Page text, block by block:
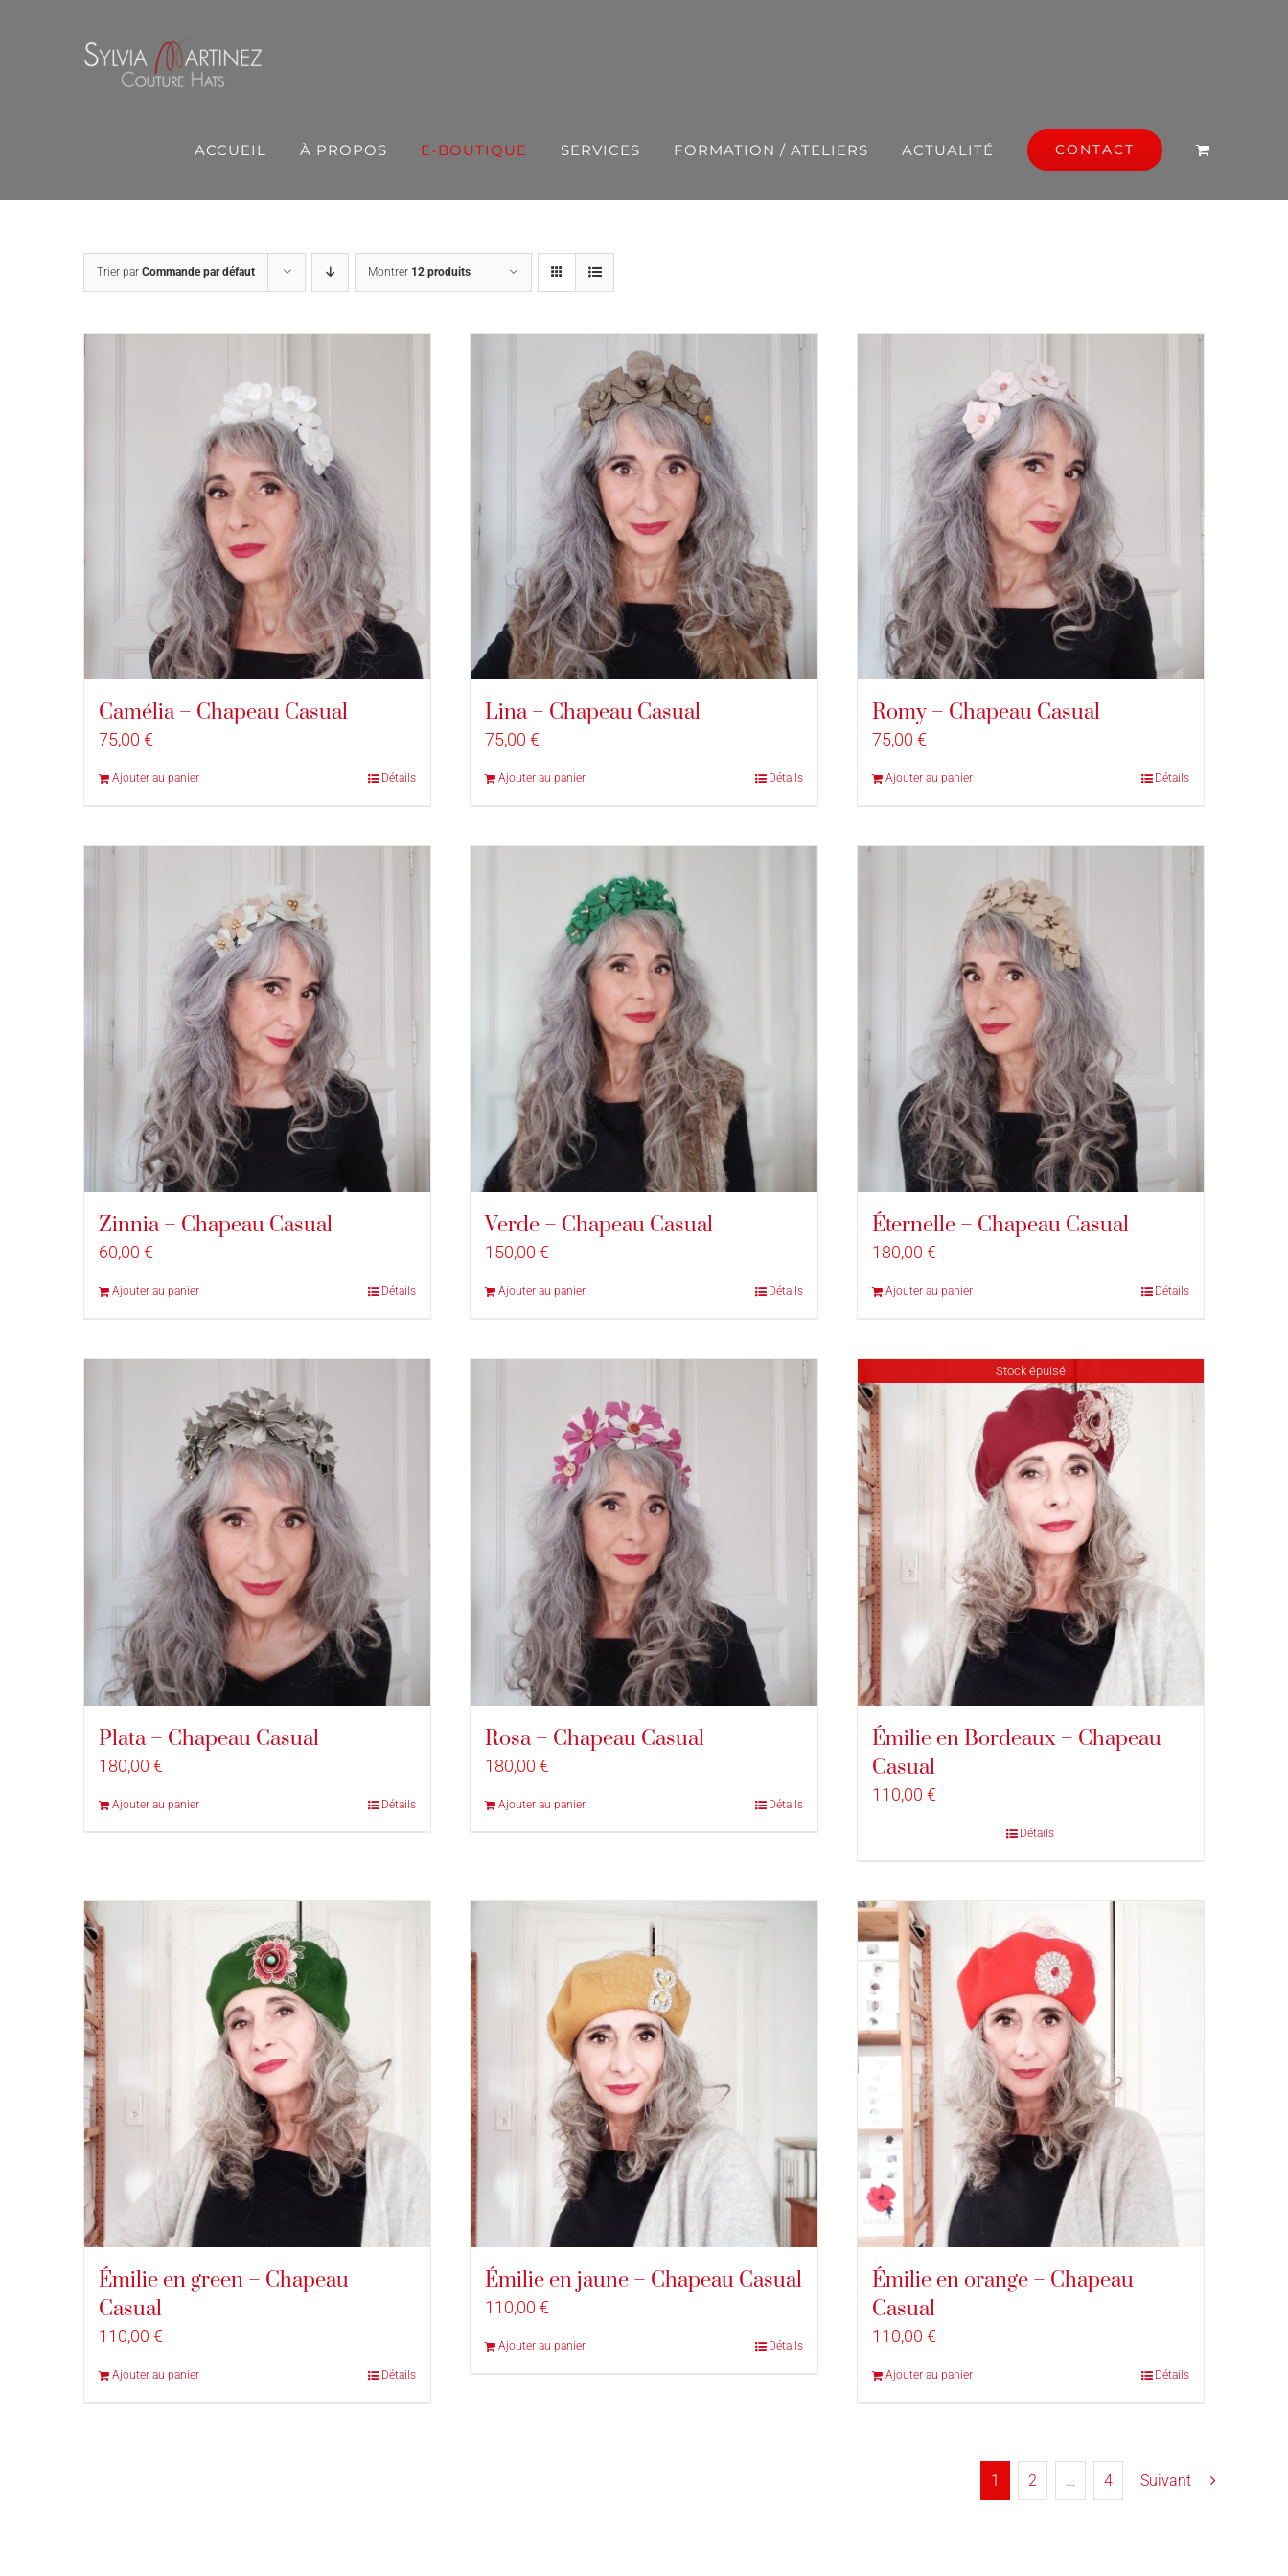
ACCUEIL À PROPOS E-BOUTIQUE SERVICES FORMATION / ATELIERS ACTUALITÉ CONTACT
Trier par Commande par défaut Montrer 12 produits
Camélia – Chapeau Casual
75,00 €
Ajouter au panier Détails
Lina – Chapeau Casual
75,00€
Ajouter au panier Détails
Romy – Chapeau Casual
75,00 €
Ajouter au panier Détails
Zinnia – Chapeau Casual
60,00 €
Ajouter au panier Détails
Verde – Chapeau Casual
150,00€
Ajouter au panier Détails
Éternelle – Chapeau Casual
180,00 €
Ajouter au panier Détails
Plata – Chapeau Casual
180,00 €
Ajouter au panier Détails
Rosa – Chapeau Casual
180,00€
Ajouter au panier Détails
Stock épuisé
Émilie en Bordeaux – Chapeau
Casual
110,00 €
Détails
Émilie en green – Chapeau
Casual
110,00 €
Ajouter au panier Détails
Émilie en jaune – Chapeau Casual
110,00€
Ajouter au panier Détails
Émilie en orange – Chapeau
Casual
110,00 €
Ajouter au panier Détails
1 2 … 4 Suivant